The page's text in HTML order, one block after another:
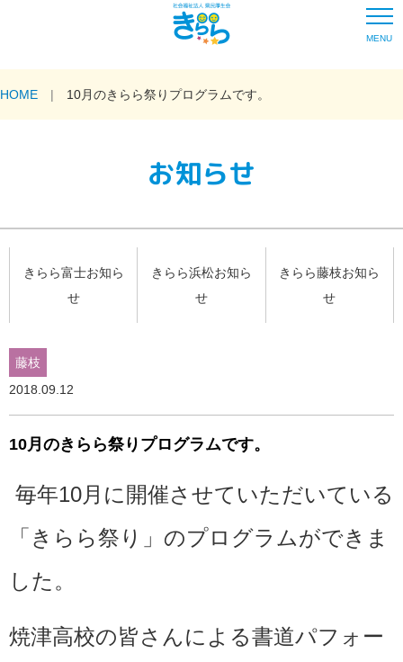
MENU
HOME 10月のきらら祭りプログラムです。
お知らせ
きらら富士お知ら
せ
きらら浜松お知ら
せ
きらら藤枝お知ら
せ
藤枝
2018.09.12
10月のきらら祭りプログラムです。
毎年10月に開催させていただいている
「きらら祭り」のプログラムができま
した。
焼津高校の皆さんによる書道パフォー